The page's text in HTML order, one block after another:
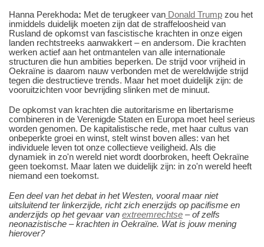
Hanna Perekhoda: Met de terugkeer van Donald Trump zou het
inmiddels duidelijk moeten zijn dat de straffeloosheid van
Rusland de opkomst van fascistische krachten in onze eigen
landen rechtstreeks aanwakkert – en andersom. Die krachten
werken actief aan het ontmantelen van alle internationale
structuren die hun ambities beperken. De strijd voor vrijheid in
Oekraïne is daarom nauw verbonden met de wereldwijde strijd
tegen die destructieve trends. Maar het moet duidelijk zijn: de
vooruitzichten voor bevrijding slinken met de minuut.
De opkomst van krachten die autoritarisme en libertarisme
combineren in de Verenigde Staten en Europa moet heel serieus
worden genomen. De kapitalistische rede, met haar cultus van
onbeperkte groei en winst, stelt winst boven alles: van het
individuele leven tot onze collectieve veiligheid. Als die
dynamiek in zo'n wereld niet wordt doorbroken, heeft Oekraïne
geen toekomst. Maar laten we duidelijk zijn: in zo'n wereld heeft
niemand een toekomst.
Een deel van het debat in het Westen, vooral maar niet
uitsluitend ter linkerzijde, richt zich enerzijds op pacifisme en
anderzijds op het gevaar van extreemrechtse – of zelfs
neonazistische – krachten in Oekraïne. Wat is jouw mening
hierover?